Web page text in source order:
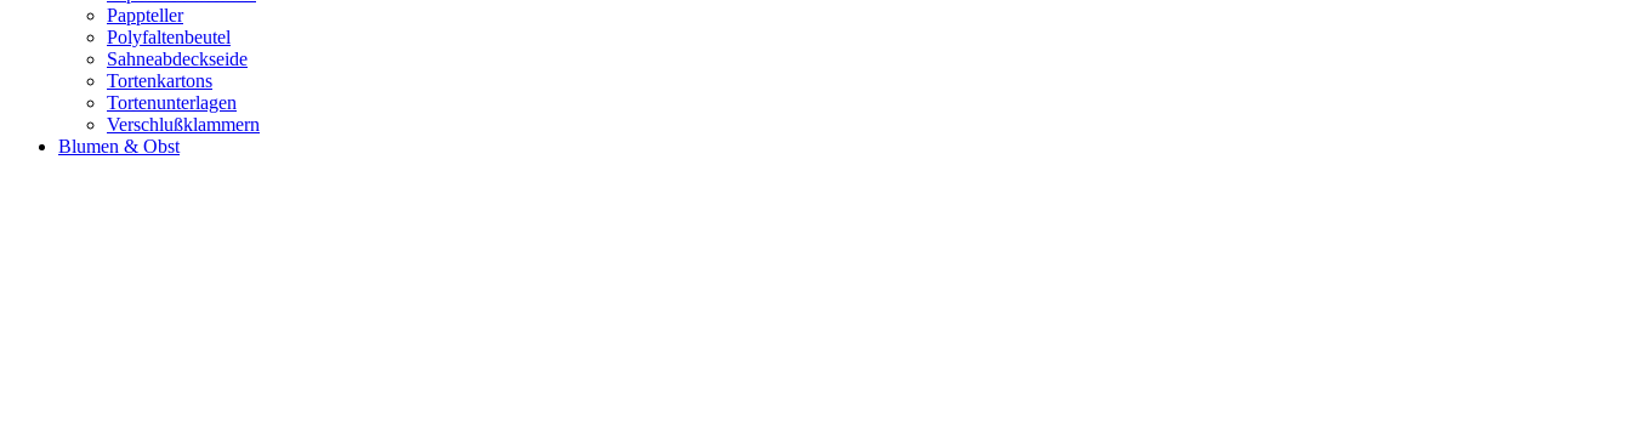
Pappteller
Polyfaltenbeutel
Sahneabdeckseide
Tortenkartons
Tortenunterlagen
Verschlußklammern
Blumen & Obst